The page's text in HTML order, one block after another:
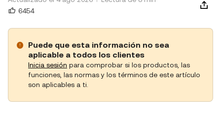
6454
Puede que esta información no sea
aplicable a todos los clientes
Inicia sesión para comprobar si los productos, las
funciones, las normas y los términos de este artículo
son aplicables a ti.